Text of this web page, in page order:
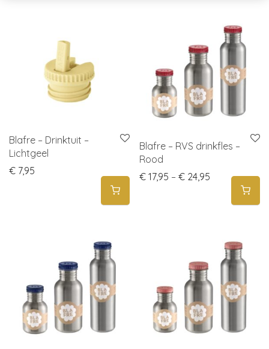
Blafre – Drinktuit –
Lichtgeel
€ 7,95
Blafre – RVS drinkfles –
Rood
€ 17,95 – € 24,95 Price range: